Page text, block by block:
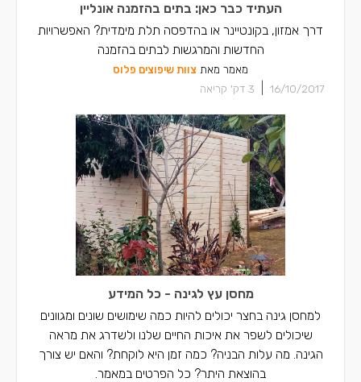
העתיד כבר כאן: בתים בהזמנה אונליין
דרך אמזון, בקונטיינר או בהדפסה תלת מימדית? האפשרויות
החדשות והמרגשות לבתים בהזמנה
מאמר מאת צוות שיפוצים פלוס
16/10/2017
3 דק' קריאה
מחסן עץ לגינה - כל המידע
למחסן גינה בחצר יכולים להיות כמה שימושים שונים ומגוונים
שיכולים לשפר את איכות החיים שלנו ולשדרג את מראה
הגינה. מה עלות הבניה? כמה זמן היא לוקחת? והאם יש צורך
בהוצאת היתר? כל הפרטים במאמר.